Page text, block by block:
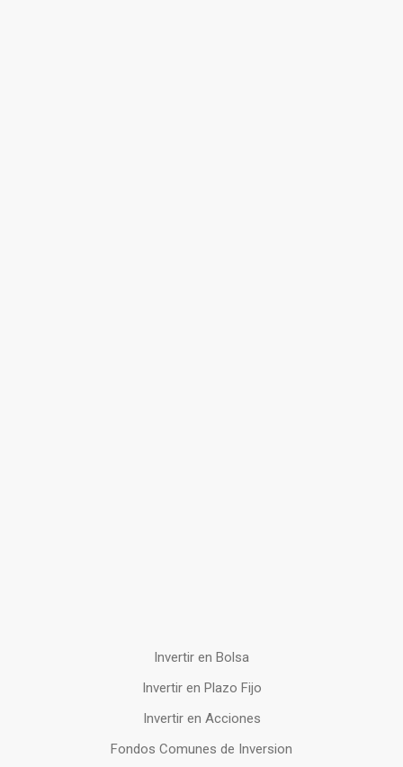
Invertir en Bolsa
Invertir en Plazo Fijo
Invertir en Acciones
Fondos Comunes de Inversion